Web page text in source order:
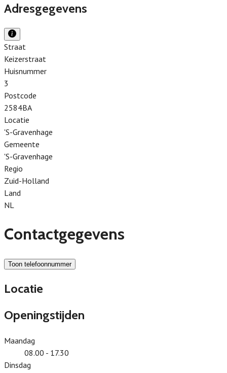
Adresgegevens
Straat
Keizerstraat
Huisnummer
3
Postcode
2584BA
Locatie
'S-Gravenhage
Gemeente
'S-Gravenhage
Regio
Zuid-Holland
Land
NL
Contactgegevens
Toon telefoonnummer
Locatie
Openingstijden
Maandag
08.00 - 17.30
Dinsdag